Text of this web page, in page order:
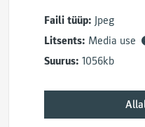
Faili tüüp: Jpeg
Litsents: Media use
Suurus: 1056kb